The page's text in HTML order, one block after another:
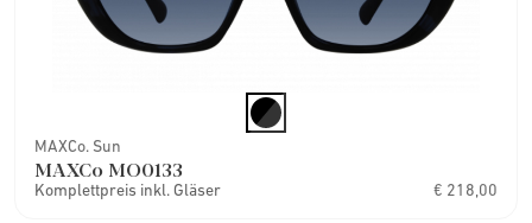
MAXCo. Sun
MAXCo MO0133
Komplettpreis inkl. Gläser € 218,00